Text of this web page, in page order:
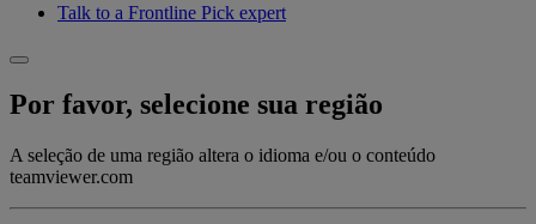
Talk to a Frontline Pick expert
Por favor, selecione sua região
A seleção de uma região altera o idioma e/ou o conteúdo
teamviewer.com